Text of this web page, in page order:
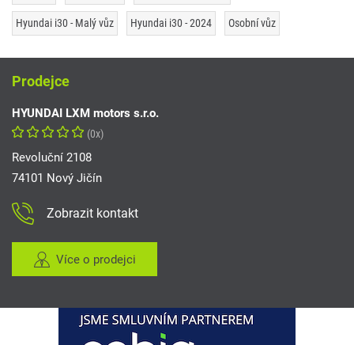
Hyundai i30 - Malý vůz Hyundai i30 - 2024 Osobní vůz
Prodejce
HYUNDAI LXM motors s.r.o.
(0x)
Revoluční 2108
74101 Nový Jičín
Zobrazit kontakt
Více o prodejci